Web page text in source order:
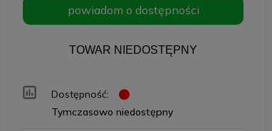
powiadom o dostępności
TOWAR NIEDOSTĘPNY
Dostępność:
Tymczasowo niedostępny